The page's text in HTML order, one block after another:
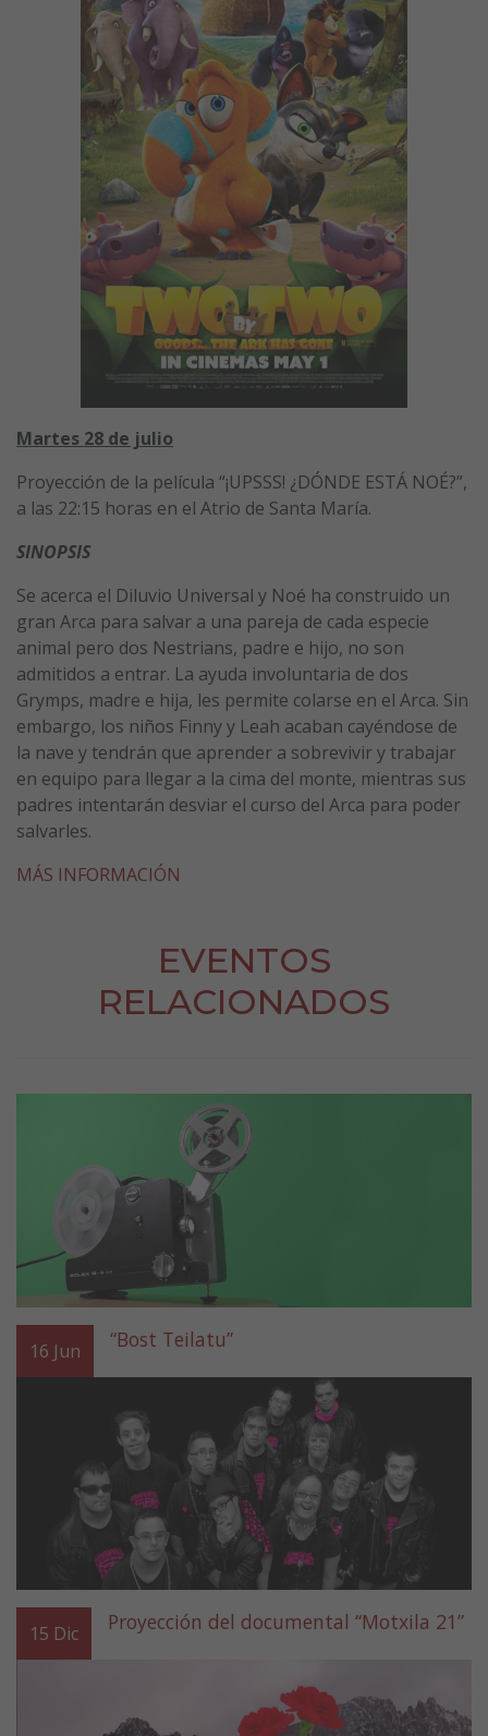
Martes 28 de julio
Proyección de la película “¡UPSSS! ¿DÓNDE ESTÁ NOÉ?”,
a las 22:15 horas en el Atrio de Santa María.
SINOPSIS
Se acerca el Diluvio Universal y Noé ha construido un
gran Arca para salvar a una pareja de cada especie
animal pero dos Nestrians, padre e hijo, no son
admitidos a entrar. La ayuda involuntaria de dos
Grymps, madre e hija, les permite colarse en el Arca. Sin
embargo, los niños Finny y Leah acaban cayéndose de
la nave y tendrán que aprender a sobrevivir y trabajar
en equipo para llegar a la cima del monte, mientras sus
padres intentarán desviar el curso del Arca para poder
salvarles.
MÁS INFORMACIÓN
EVENTOS
RELACIONADOS
16 Jun “Bost Teilatu”
15 Dic Proyección del documental “Motxila 21”